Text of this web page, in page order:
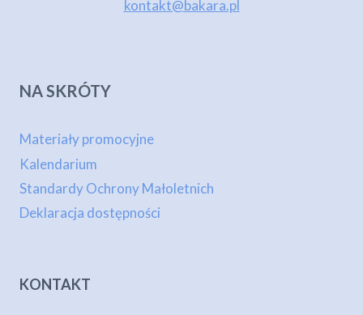
kontakt@bakara.pl
NA SKRÓTY
Materiały promocyjne
Kalendarium
Standardy Ochrony Małoletnich
Deklaracja dostępności
KONTAKT